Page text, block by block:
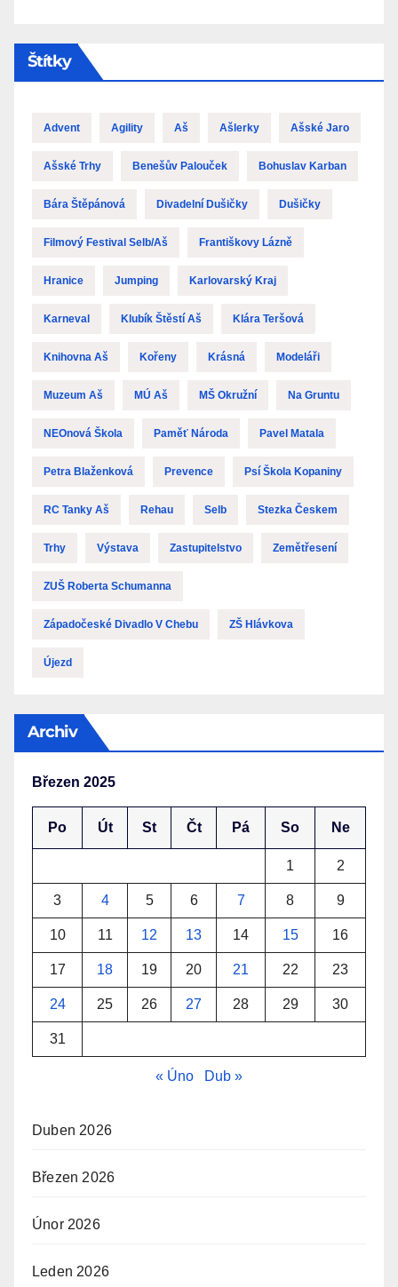
Štítky
Advent Agility Aš Ašlerky Ašské Jaro
Ašské Trhy Benešův Palouček Bohuslav Karban
Bára Štěpánová Divadelní Dušičky Dušičky
Filmový Festival Selb/Aš Františkovy Lázně
Hranice Jumping Karlovarský Kraj
Karneval Klubík Štěstí Aš Klára Teršová
Knihovna Aš Kořeny Krásná Modeláři
Muzeum Aš MÚ Aš MŠ Okružní Na Gruntu
NEOnová Škola Paměť Národa Pavel Matala
Petra Blaženková Prevence Psí Škola Kopaniny
RC Tanky Aš Rehau Selb Stezka Českem
Trhy Výstava Zastupitelstvo Zemětřesení
ZUŠ Roberta Schumanna
Západočeské Divadlo V Chebu ZŠ Hlávkova
Újezd
Archiv
Březen 2025
Po Út St Čt Pá So Ne
1 2
3 4 5 6 7 8 9
10 11 12 13 14 15 16
17 18 19 20 21 22 23
24 25 26 27 28 29 30
31
« Úno Dub »
Duben 2026
Březen 2026
Únor 2026
Leden 2026